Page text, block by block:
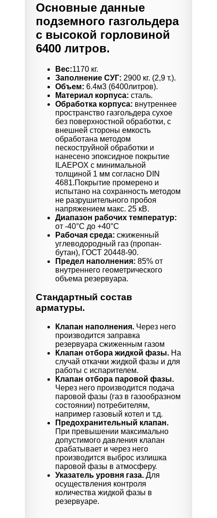
Основные данные
подземного газгольдера
с высокой горловиной
6400 литров.
Вес:1170 кг.
Заполнение СУГ: 2900 кг. (2,9 т.).
Объем: 6.4м3 (6400литров).
Материал корпуса: сталь.
Обработка корпуса: внутреннее
пространство газгольдера сухое
без поверхностной обработки, с
внешней стороны емкость
обработана методом
пескоструйной обработки и
нанесено эпоксидное покрытие
ILAEPOX с минимальной
толщиной 1 мм согласно DIN
4681.Покрытие промерено и
испытано на сохранность методом
не разрушительного пробоя
напряжением макс. 25 кВ.
Диапазон рабочих температур:
от -40°C до +40°C
Рабочая среда: сжиженный
углеводородный газ (пропан-
бутан), ГОСТ 20448-90.
Предел наполнения: 85% от
внутреннего геометрического
объема резервуара.
Стандартный состав
арматуры.
Клапан наполнения. Через него
производится заправка
резервуара сжиженным газом
Клапан отбора жидкой фазы. На
случай откачки жидкой фазы и для
работы с испарителем.
Клапан отбора паровой фазы.
Через него производится подача
паровой фазы (газ в газообразном
состоянии) потребителям,
например газовый котел и т.д.
Предохранительный клапан.
При превышении максимально
допустимого давления клапан
срабатывает и через него
производится выброс излишка
паровой фазы в атмосферу.
Указатель уровня газа. Для
осуществления контроля
количества жидкой фазы в
резервуаре.